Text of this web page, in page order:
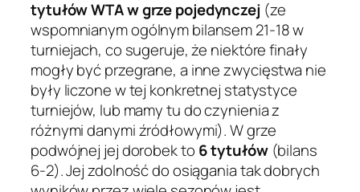
tytułów WTA w grze pojedynczej (ze
wspomnianym ogólnym bilansem 21-18 w
turniejach, co sugeruje, że niektóre finały
mogły być przegrane, a inne zwycięstwa nie
były liczone w tej konkretnej statystyce
turniejów, lub mamy tu do czynienia z
różnymi danymi źródłowymi). W grze
podwójnej jej dorobek to 6 tytułów(bilans
6-2). Jej zdolność do osiągania tak dobrych